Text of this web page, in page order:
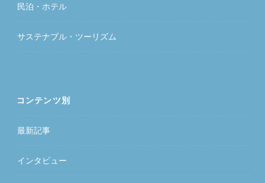
民泊・ホテル
サステナブル・ツーリズム
コンテンツ別
最新記事
インタビュー